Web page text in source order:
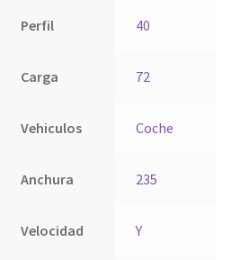
Perfil 40
Carga 72
Vehiculos Coche
Anchura 235
Velocidad Y